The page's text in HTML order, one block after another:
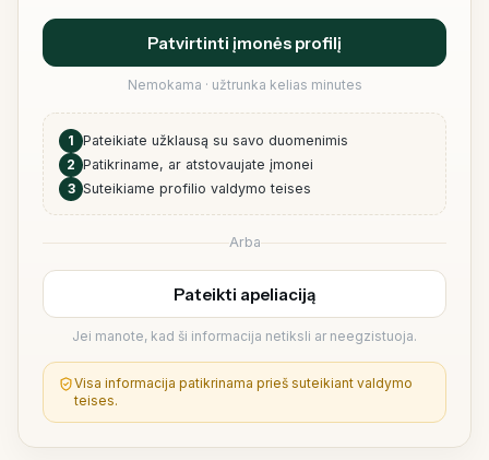
Patvirtinti įmonės profilį
Nemokama · užtrunka kelias minutes
1 Pateikiate užklausą su savo duomenimis
2 Patikriname, ar atstovaujate įmonei
3 Suteikiame profilio valdymo teises
Arba
Pateikti apeliaciją
Jei manote, kad ši informacija netiksli ar neegzistuoja.
Visa informacija patikrinama prieš suteikiant valdymo
teises.